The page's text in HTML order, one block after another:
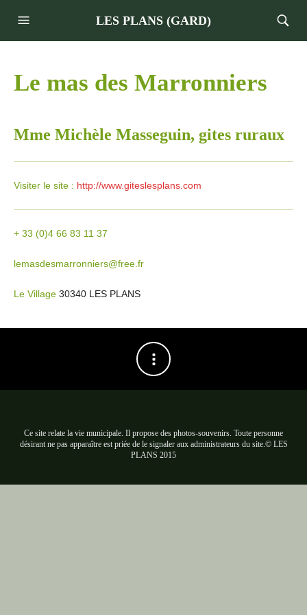
LES PLANS (GARD)
Le mas des Marronniers
Mme Michèle Masseguin, gites ruraux
Visiter le site : http://www.giteslesplans.com
+ 33 (0)4 66 83 11 37
lemasdesmarronniers@free.fr
Le Village 30340 LES PLANS
Ce site relate la vie municipale. Il propose des photos-souvenirs. Toute personne
désirant ne pas apparaître est priée de le signaler aux administrateurs du site.© LES
PLANS 2015